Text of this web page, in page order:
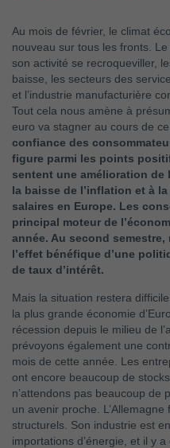
Au mois de février, le climat
nouveau sur tous les fronts.
son activité se recroqueviller,
baisse, les secteurs des
et l’industrie manufacturière
Tout cela nous amène à
euro va stagner au cours de ce
confiance des
figure parmi les points
sentent une amélioration de
la baisse de l’inflation et à
salaires en Europe. Les
principal moteur de
année. Au second
l’effet bénéfique d’une
de taux d’intérêt.
Mais la situation restera difficile
la plus grande économie
récession depuis le milieu de
prévoyons également une
mois de cette année. Les
ont encore beaucoup de
n’attendons pas beaucoup de
un avenir proche.
structurels. Son industrie est
importations d’énergie, et il y